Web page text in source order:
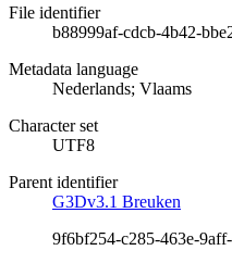
File identifier
b88999af-cdcb-4b42-
Metadata language
Nederlands; Vlaams
Character set
UTF8
Parent identifier
G3Dv3.1 Breuken
9f6bf254-c285-463e-